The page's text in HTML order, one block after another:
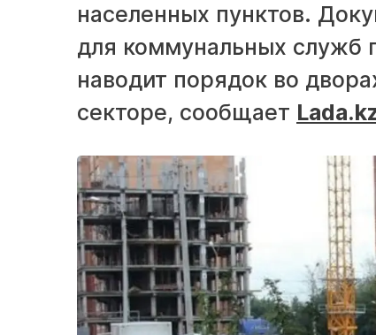
населенных пунктов.
для коммунальных служб
наводит порядок во
секторе, сообщает